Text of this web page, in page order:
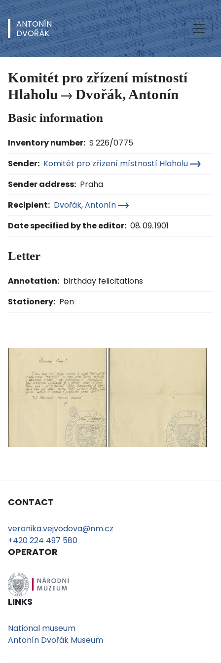
ANTONÍN
DVOŘÁK
Komitét pro zřízení místností
Hlaholu
Dvořák, Antonín
Basic information
Inventory number: S 226/0775
Sender: Komitét pro zřízení místností Hlaholu
Sender address: Praha
Recipient: Dvořák, Antonín
Date specified by the editor: 08. 09. 1901
Letter
Annotation: birthday felicitations
Stationery: Pen
CONTACT
veronika.vejvodova@nm.cz
+420 224 497 580
OPERATOR
LINKS
National museum
Antonín Dvořák Museum